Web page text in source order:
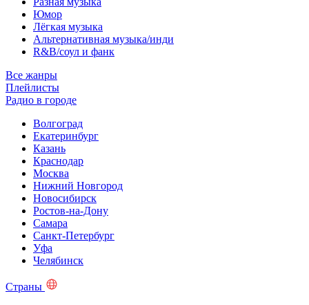
Юмор
Лёгкая музыка
Альтернативная музыка/инди
R&B/cоул и фанк
Все жанры
Плейлисты
Радио в городе
Волгоград
Екатеринбург
Казань
Краснодар
Москва
Нижний Новгород
Новосибирск
Ростов-на-Дону
Самара
Санкт-Петербург
Уфа
Челябинск
Страны